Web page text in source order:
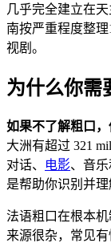
几乎完全建立在天
南按严重程度整
视剧。
为什么你需
如果不了解粗口，
大洲有超过 321
对话、
电影、音
是帮助你识别并理
法语粗口在根本
来源很杂，常见